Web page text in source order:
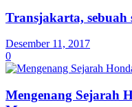
Transjakarta, sebuah
Desember 11, 2017
0
Mengenang Sejarah